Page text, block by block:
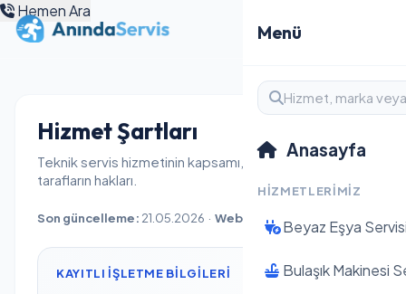
Menü
Anasayfa
HIZMETLERIMIZ
Beyaz Eşya
Bulaşık Makinesi
Hemen Ara
Hizmet Şartları
Teknik servis hizmetinin kapsamı, onay süreci ve
tarafların hakları.
Son güncelleme: 21.05.2026 · Web: anindaservis.org
KAYITLI İŞLETME BILGILERI